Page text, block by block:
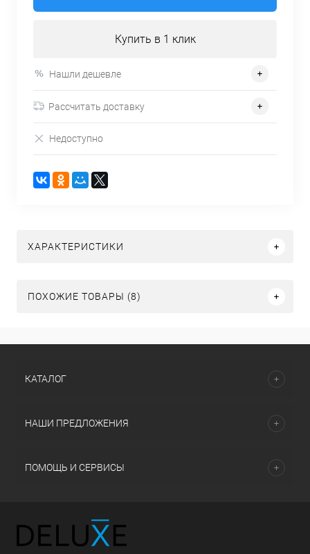
Купить в 1 клик
Нашли дешевле
Рассчитать доставку
Недоступно
ХАРАКТЕРИСТИКИ
ПОХОЖИЕ ТОВАРЫ (8)
КАТАЛОГ
НАШИ ПРЕДЛОЖЕНИЯ
ПОМОЩЬ И СЕРВИСЫ